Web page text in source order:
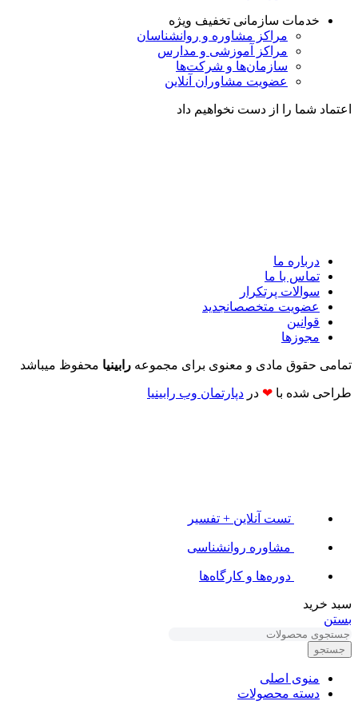
خدمات سازمانی تخفیف ویژه
مراکز مشاوره و روانشناسان
مراکز آموزشی و مدارس
سازمان‌ها و شرکت‌ها
عضویت مشاوران آنلاین
اعتماد شما را از دست نخواهیم داد
درباره ما
تماس با ما
سوالات پرتکرار
عضویت متخصصانجدید
قوانین
مجوزها
تمامی حقوق مادی و معنوی برای مجموعه رابینیا محفوظ میباشد
طراحی شده با ❤ در دپارتمان وب رابینیا​​
تست آنلاین + تفسیر
مشاوره روانشناسی
دوره‌ها و کارگاه‌ها
سبد خرید
بستن
جستجو
منوی اصلی
دسته محصولات